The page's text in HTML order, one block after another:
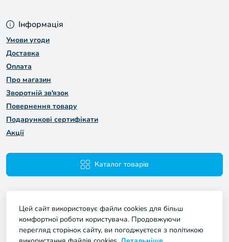
Інформація
Умови угоди
Доставка
Оплата
Про магазин
Зворотній зв'язок
Повернення товару
Подарункові сертифікати
Акції
Каталог товарів
Цей сайт використовує файли cookies для більш
комфортної роботи користувача. Продовжуючи
перегляд сторінок сайту, ви погоджуєтеся з політикою